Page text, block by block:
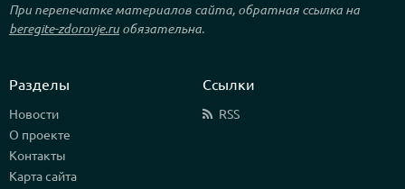
При перепечатке материалов сайта, обратная ссылка на
beregite-zdorovje.ruобязательна.
Разделы
Новости
О проекте
Контакты
Карта сайта
Ссылки
RSS